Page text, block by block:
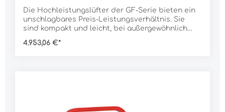
Die Hochleistungslüfter der GF-Serie bieten ein
unschlagbares Preis-Leistungsverhältnis. Sie
sind kompakt und leicht, bei außergewöhnlich
Rotoren sorgen für eine verbesserte Luftleistung
für eine lange LebensdauerLuftleistung
4.953,06 €*